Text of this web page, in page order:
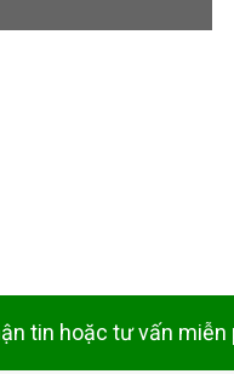
tin hoặc tư vấn miễn